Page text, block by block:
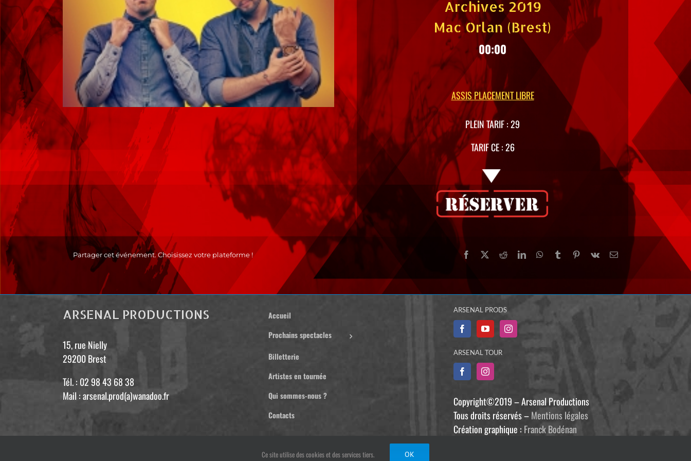
Archives 2019
Mac Orlan (Brest)
00:00
ASSIS PLACEMENT LIBRE
PLEIN TARIF : 29
TARIF CE : 26
Partager cet événement. Choisissez votre plateforme ! Facebook RedditLinkedInWhatsApp
Tumblr Pinterest
Vk Email
ARSENAL PRODUCTIONS
15, rue Nielly
29200 Brest
Tél. : 02 98 43 68 38
Mail : arsenal.prod(a)wanadoo.fr
Accueil
Prochains spectacles
Billetterie
Artistes en tournée
Qui sommes-nous ?
Contacts
ARSENAL PRODS
ARSENAL TOUR
Copyright©2019 – Arsenal Productions
Tous droits réservés –Mentions légales
Création graphique : Franck Bodénan
Ce site utilise des cookies et des services tiers. OK